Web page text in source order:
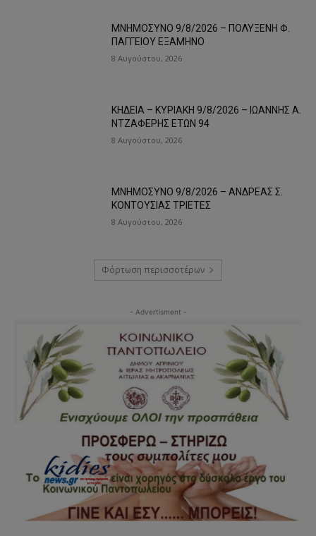
ΜΝΗΜΟΣΥΝΟ 9/8/2026 – ΠΟΛΥΞΕΝΗ Φ.
ΠΑΓΓΕΙΟΥ ΕΞΑΜΗΝΟ
8 Αυγούστου, 2026
ΚΗΔΕΙΑ – ΚΥΡΙΑΚΗ 9/8/2026 – ΙΩΑΝΝΗΣ Α.
ΝΤΖΑΦΕΡΗΣ ΕΤΩΝ 94
8 Αυγούστου, 2026
ΜΝΗΜΟΣΥΝΟ 9/8/2026 – ΑΝΔΡΕΑΣ Σ.
ΚΟΝΤΟΥΣΙΑΣ ΤΡΙΕΤΕΣ
8 Αυγούστου, 2026
Φόρτωση περισσοτέρων
- Advertisment -